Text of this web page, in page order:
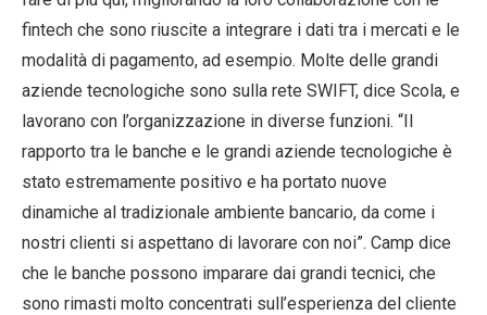
fintech che sono riuscite a integrare i dati tra i mercati e le
modalità di pagamento, ad esempio. Molte delle grandi
aziende tecnologiche sono sulla rete SWIFT, dice Scola, e
lavorano con l’organizzazione in diverse funzioni. “Il
rapporto tra le banche e le grandi aziende tecnologiche è
stato estremamente positivo e ha portato nuove
dinamiche al tradizionale ambiente bancario, da come i
nostri clienti si aspettano di lavorare con noi”. Camp dice
che le banche possono imparare dai grandi tecnici, che
sono rimasti molto concentrati sull’esperienza del cliente